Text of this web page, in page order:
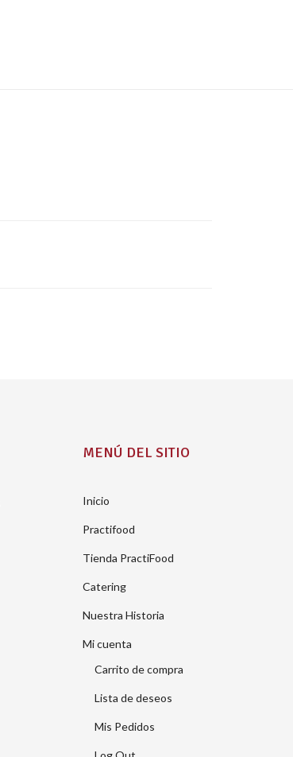
MENÚ DEL SITIO
Inicio
Practifood
Tienda PractiFood
Catering
Nuestra Historia
Mi cuenta
Carrito de compra
Lista de deseos
Mis Pedidos